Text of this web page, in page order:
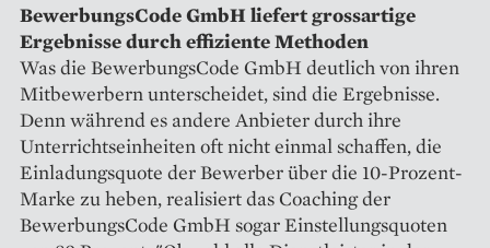
BewerbungsCode GmbH liefert grossartige
Ergebnisse durch effiziente Methoden
Was die BewerbungsCode GmbH deutlich von ihren
Mitbewerbern unterscheidet, sind die Ergebnisse.
Denn während es andere Anbieter durch ihre
Unterrichtseinheiten oft nicht einmal schaffen, die
Einladungsquote der Bewerber über die 10-Prozent-
Marke zu heben, realisiert das Coaching der
BewerbungsCode GmbH sogar Einstellungsquoten